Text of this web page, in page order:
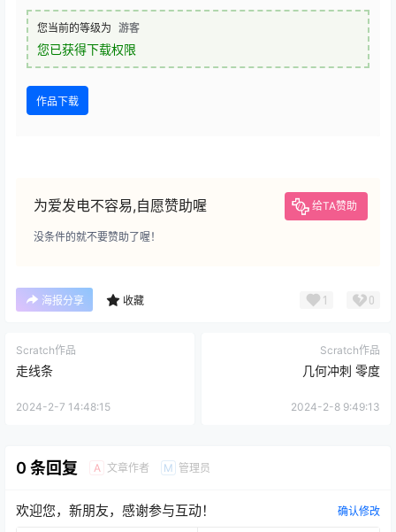
您当前的等级为 游客
您已获得下载权限
作品下载
为爱发电不容易,自愿赞助喔 给TA赞助
没条件的就不要赞助了喔！
海报分享 收藏 1 0
Scratch作品
走线条
2024-2-7 14:48:15
Scratch作品
几何冲刺 零度
2024-2-8 9:49:13
0 条回复 A 文章作者 M 管理员
欢迎您，新朋友，感谢参与互动！ 确认修改